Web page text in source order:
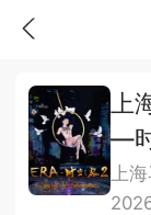
上
—
上